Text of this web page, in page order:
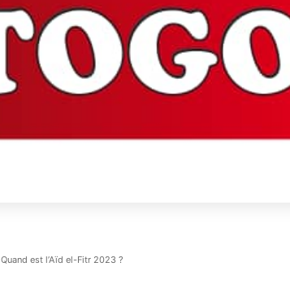
Quand est l’Aïd el-Fitr 2023 ?